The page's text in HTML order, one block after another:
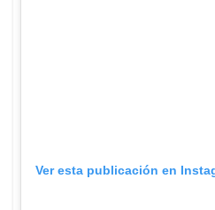
Ver esta publicación en